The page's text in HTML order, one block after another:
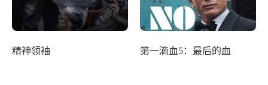
精神领袖 第一滴血5：最后的血